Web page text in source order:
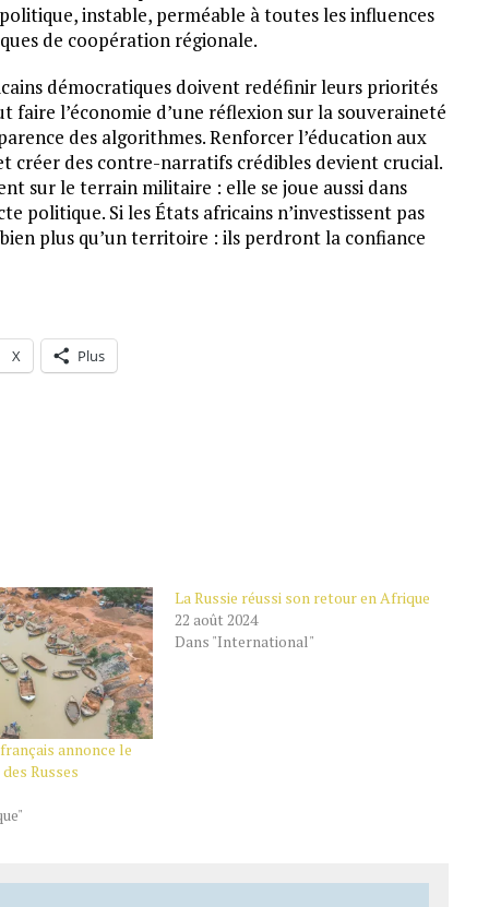
instable, perméable à toutes les influences
de coopération régionale.
démocratiques doivent redéfinir leurs priorités
l’économie d’une réflexion sur la souveraineté
des algorithmes. Renforcer l’éducation aux
créer des contre-narratifs crédibles devient crucial.
sur le terrain militaire : elle se joue aussi dans
politique. Si les États africains n’investissent pas
plus qu’un territoire : ils perdront la confiance
X Plus
annonce le
Russes
La Russie réussi son retour en Afrique
22 août 2024
Dans "International"